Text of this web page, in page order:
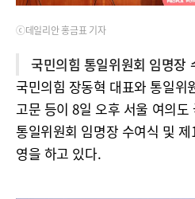
ⓒ데일리안 홍금표 기자
국민의힘 통일위원회 임명장
국민의힘 장동혁 대표와 통일위
고문 등이 8일 오후 서울 여의
통일위원회 임명장 수여식 및
영을 하고 있다.